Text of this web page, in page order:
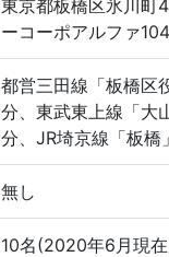
東京都板橋区氷川町
ーコーポアルファ104
都営三田線「板橋区
分、東武東上線「大
分、JR埼京線「板橋
無し
10名(2020年6月現